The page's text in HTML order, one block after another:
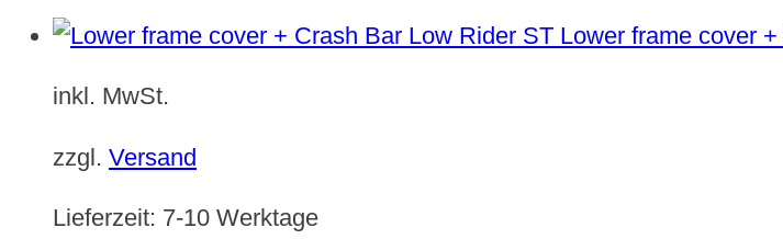
Lower frame cover
inkl. MwSt.
zzgl. Versand
Lieferzeit: 7-10 Werktage